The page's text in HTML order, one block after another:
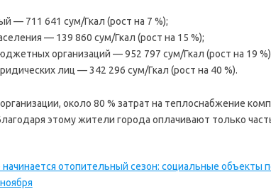
— 711 641 сум/Гкал (рост на 7 %);
— 139 860 сум/Гкал (рост на 15 %);
организаций — 952 797 сум/Гкал (рост на 19
лиц — 342 296 сум/Гкал (рост на 40 %).
около 80 % затрат на теплоснабжение
этому жители города оплачивают только
отопительный сезон: социальные объекты